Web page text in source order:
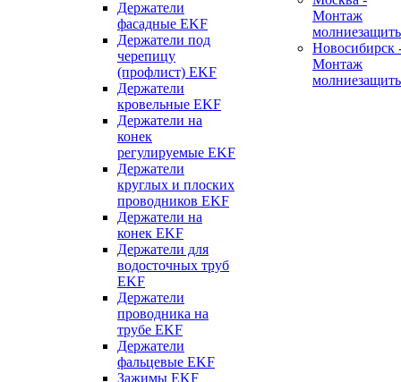
Держатели
фасадные EKF
Держатели под
черепицу
(профлист) EKF
Держатели
кровельные EKF
Держатели на
конек
регулируемые EKF
Держатели
круглых и плоских
проводников EKF
Держатели на
конек EKF
Держатели для
водосточных труб
EKF
Держатели
проводника на
трубе EKF
Держатели
фальцевые EKF
Зажимы EKF
Монтаж
Новосибирск
Монтаж